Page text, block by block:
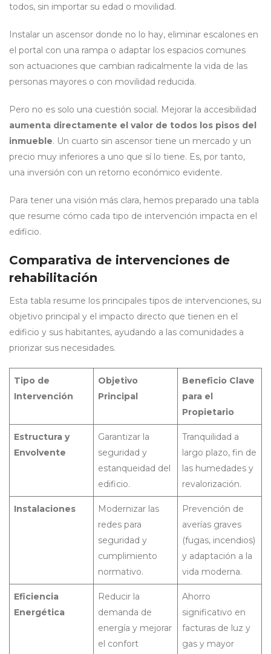
todos, sin importar su edad o movilidad.
Instalar un ascensor donde no lo hay, eliminar escalones en
el portal con una rampa o adaptar los espacios comunes
son actuaciones que cambian radicalmente la vida de las
personas mayores o con movilidad reducida.
Pero no es solo una cuestión social. Mejorar la accesibilidad
aumenta directamente el valor de todos los pisos del
inmueble. Un cuarto sin ascensor tiene un mercado y un
precio muy inferiores a uno que sí lo tiene. Es, por tanto,
una inversión con un retorno económico evidente.
Para tener una visión más clara, hemos preparado una tabla
que resume cómo cada tipo de intervención impacta en el
edificio.
Comparativa de intervenciones de
rehabilitación
Esta tabla resume los principales tipos de intervenciones, su
objetivo principal y el impacto directo que tienen en el
edificio y sus habitantes, ayudando a las comunidades a
priorizar sus necesidades.
Tipo de
Intervención
Objetivo
Principal
Beneficio Clave
para el
Propietario
Estructura y
Envolvente
Garantizar la
seguridad y
estanqueidad del
edificio.
Tranquilidad a
largo plazo, fin de
las humedades y
revalorización.
Instalaciones
Modernizar las
redes para
seguridad y
cumplimiento
normativo.
Prevención de
averías graves
(fugas, incendios)
y adaptación a la
vida moderna.
Eficiencia
Energética
Reducir la
demanda de
energía y mejorar
el confort
Ahorro
significativo en
facturas de luz y
gas y mayor